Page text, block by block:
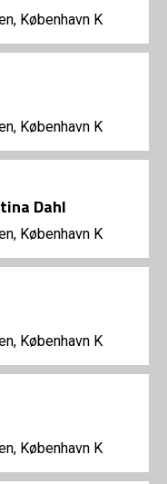
København K
København K
Dahl
København K
København K
København K